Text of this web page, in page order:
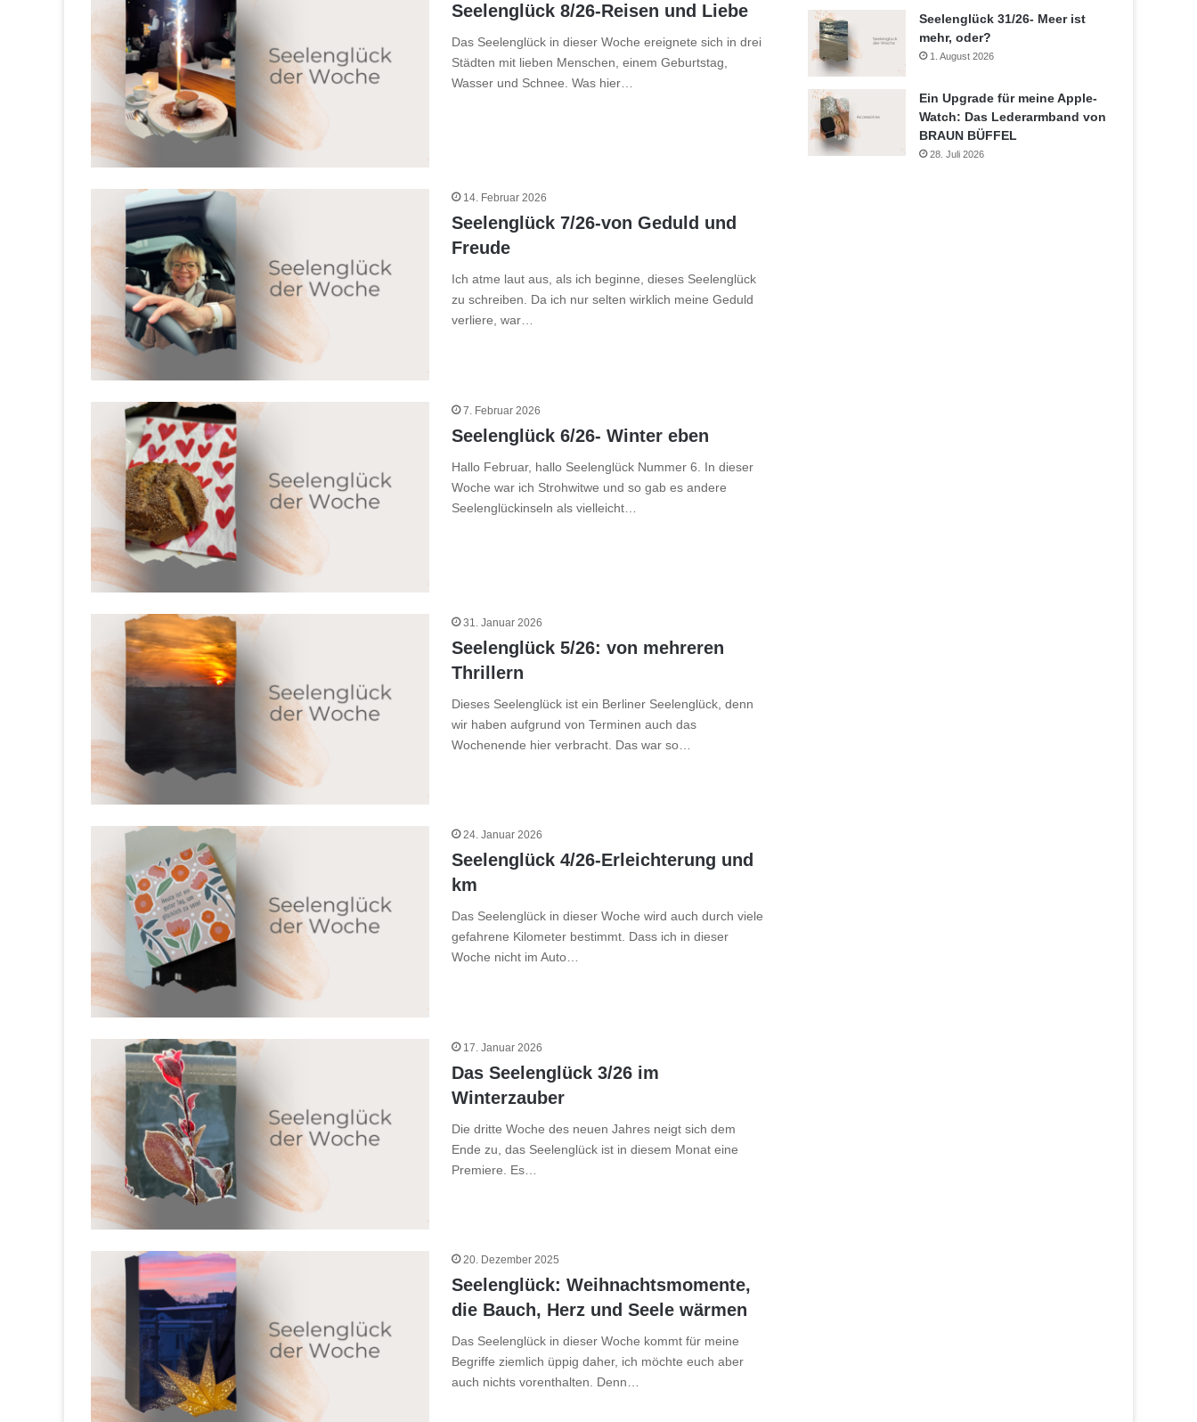
Seelenglück 8/26-Reisen und Liebe
Das Seelenglück in dieser Woche ereignete sich in drei
Städten mit lieben Menschen, einem Geburtstag,
Wasser und Schnee. Was hier…
14. Februar 2026
Seelenglück 7/26-von Geduld und
Freude
Ich atme laut aus, als ich beginne, dieses Seelenglück
zu schreiben. Da ich nur selten wirklich meine Geduld
verliere, war…
7. Februar 2026
Seelenglück 6/26- Winter eben
Hallo Februar, hallo Seelenglück Nummer 6. In dieser
Woche war ich Strohwitwe und so gab es andere
Seelenglückinseln als vielleicht…
31. Januar 2026
Seelenglück 5/26: von mehreren
Thrillern
Dieses Seelenglück ist ein Berliner Seelenglück, denn
wir haben aufgrund von Terminen auch das
Wochenende hier verbracht. Das war so…
24. Januar 2026
Seelenglück 4/26-Erleichterung und
km
Das Seelenglück in dieser Woche wird auch durch viele
gefahrene Kilometer bestimmt. Dass ich in dieser
Woche nicht im Auto…
17. Januar 2026
Das Seelenglück 3/26 im
Winterzauber
Die dritte Woche des neuen Jahres neigt sich dem
Ende zu, das Seelenglück ist in diesem Monat eine
Premiere. Es…
20. Dezember 2025
Seelenglück: Weihnachtsmomente,
die Bauch, Herz und Seele wärmen
Das Seelenglück in dieser Woche kommt für meine
Begriffe ziemlich üppig daher, ich möchte euch aber
auch nichts vorenthalten. Denn…
Seelenglück 31/26- Meer ist
mehr, oder?
1. August 2026
Ein Upgrade für meine Apple-
Watch: Das Lederarmband von
BRAUN BÜFFEL
28. Juli 2026